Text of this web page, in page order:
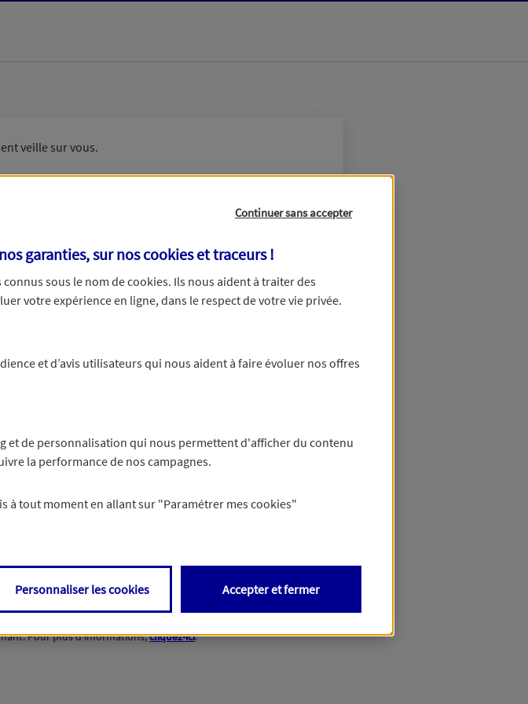
veille sur vous.
Pour plus d'informations,cliquez-ici.
Continuer sans accepter
garanties, sur noscookies et traceurs!
sous le nom decookies. Ils nous aident à traiter des
votre expérience en ligne, dans le respect de votre vie privée.
et d’avis utilisateurs qui nous aident à faire évoluer nos offres
et de personnalisation qui nous permettent d'afficher du contenu
la performance de nos campagnes.
à tout moment en allant sur "Paramétrer mes cookies"
Personnaliser les cookies Accepter et fermer